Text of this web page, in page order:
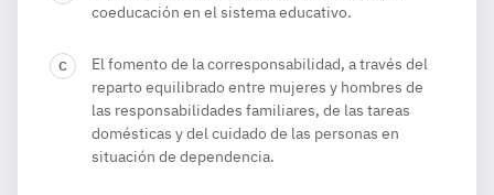
coeducación en el sistema educativo.
El fomento de la corresponsabilidad, a través del
reparto equilibrado entre mujeres y hombres de
las responsabilidades familiares, de las tareas
domésticas y del cuidado de las personas en
situación de dependencia.